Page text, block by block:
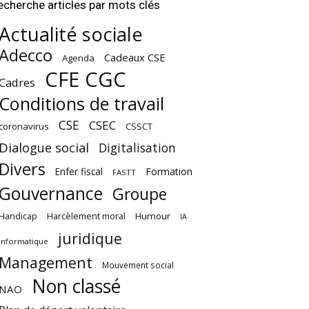
articles par mots clés
sociale
Agenda Cadeaux CSE
CFE CGC
de travail
CSE CSEC CSSCT
social Digitalisation
Enfer fiscal FASTT Formation
Groupe
Harcèlement moral Humour IA
juridique
Mouvement social
Non classé